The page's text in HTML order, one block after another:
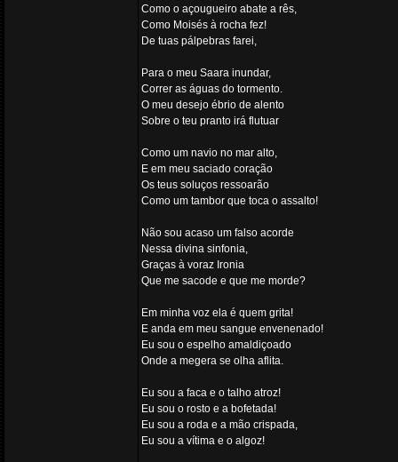
Como o açougueiro abate a rês,
Como Moisés à rocha fez!
De tuas pálpebras farei,
Para o meu Saara inundar,
Correr as águas do tormento.
O meu desejo ébrio de alento
Sobre o teu pranto irá flutuar
Como um navio no mar alto,
E em meu saciado coração
Os teus soluços ressoarão
Como um tambor que toca o assalto!
Não sou acaso um falso acorde
Nessa divina sinfonia,
Graças à voraz Ironia
Que me sacode e que me morde?
Em minha voz ela é quem grita!
E anda em meu sangue envenenado!
Eu sou o espelho amaldiçoado
Onde a megera se olha aflita.
Eu sou a faca e o talho atroz!
Eu sou o rosto e a bofetada!
Eu sou a roda e a mão crispada,
Eu sou a vítima e o algoz!